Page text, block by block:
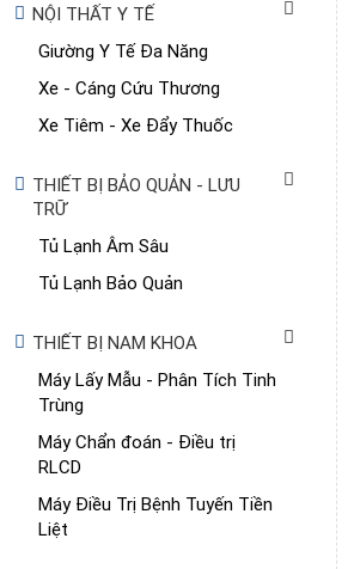
NỘI THẤT Y TẾ
Giường Y Tế Đa Năng
Xe - Cáng Cứu Thương
Xe Tiêm - Xe Đẩy Thuốc
THIẾT BỊ BẢO QUẢN - LƯU
TRỮ
Tủ Lạnh Âm Sâu
Tủ Lạnh Bảo Quản
THIẾT BỊ NAM KHOA
Máy Lấy Mẫu - Phân Tích Tinh
Trùng
Máy Chẩn đoán - Điều trị
RLCD
Máy Điều Trị Bệnh Tuyến Tiền
Liệt